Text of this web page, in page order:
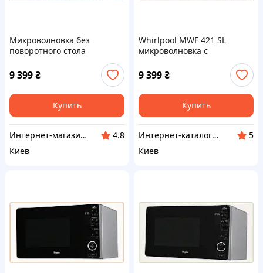
Микроволновка без
поворотного стола
8A75384B9H
9 399₴
Купить
Интернет-магазин TVOЁ
4.8
Киев
Whirlpool MWF 421 SL
микроволновка с
электронным управлением
8753PK849
9 399₴
Купить
Инте​рнет​-кат​алог ск​​идок "BAGSPACE"
5
Киев